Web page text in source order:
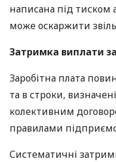
написана під тиском
може оскаржити
Затримка виплати
Заробітна плата
та в строки,
колективним
правилами
Систематичні